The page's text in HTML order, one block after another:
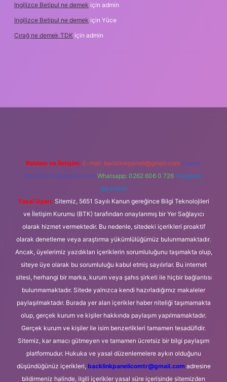
Ingilizce Betipul ne demek için admin
Ingilizce Betipul ne demek için Yüce
Çırağ ne demek TDK için admin
Reklam ve İletişim: E-mail: backlinkpaneli@gmail.com Teams:
forumhizmeti@gmail.com Whatsapp: 0262 606 0 726 Telegram:
@karabul
Yasal Uyarı: Sitemiz, 5651 Sayılı Kanun gereğince Bilgi Teknolojileri
ve İletişim Kurumu (BTK) tarafından onaylanmış bir Yer Sağlayıcı
olarak hizmet vermektedir. Bu nedenle, sitedeki içerikleri proaktif
olarak denetleme veya araştırma yükümlülüğümüz bulunmamaktadır.
Ancak, üyelerimiz yazdıkları içeriklerin sorumluluğunu taşımakta olup,
siteye üye olarak bu sorumluluğu kabul etmiş sayılırlar. Bu internet
sitesi, herhangi bir marka, kurum veya şahıs şirketi ile hiçbir bağlantısı
bulunmamaktadır. Sitede yalnızca kendi hazırladığımız makaleler
paylaşılmaktadır. Burada yer alan içerikler haber niteliği taşımamakta
olup, gerçek kurum ve kişiler hakkında paylaşım yapılmamaktadır.
Gerçek kurum ve kişiler ile isim benzerlikleri tamamen tesadüfidir.
Sitemiz, kar amacı gütmeyen ve tamamen ücretsiz bir bilgi paylaşım
platformudur. Hukuka ve yasal düzenlemelere aykırı olduğunu
düşündüğünüz içerikleri, backlinkpanelicomtr@gmail.comadresine
bildirmeniz halinde, ilgili içerikler yasal süre içerisinde sitemizden